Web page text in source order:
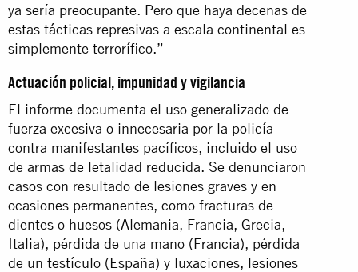
ya sería preocupante. Pero que haya decenas de
estas tácticas represivas a escala continental es
simplemente terrorífico.”
Actuación policial, impunidad y vigilancia
El informe documenta el uso generalizado de
fuerza excesiva o innecesaria por la policía
contra manifestantes pacíficos, incluido el uso
de armas de letalidad reducida. Se denunciaron
casos con resultado de lesiones graves y en
ocasiones permanentes, como fracturas de
dientes o huesos (Alemania, Francia, Grecia,
Italia), pérdida de una mano (Francia), pérdida
de un testículo (España) y luxaciones, lesiones